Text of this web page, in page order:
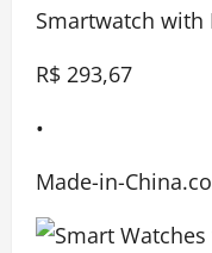
Smartwatch
R$ 293,67
•
Made-in-